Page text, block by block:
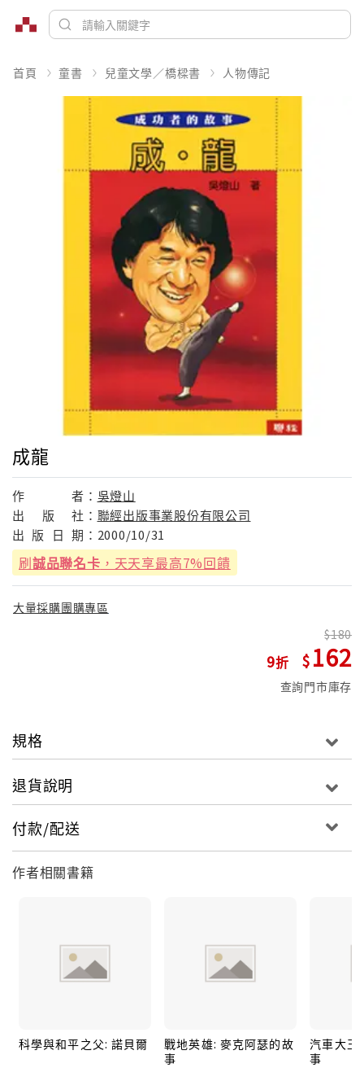
首頁 童書 兒童文學／橋樑書 人物傳記
成龍
作 者： 吳燈山
出
版 社： 聯經出版事業股份有限公司
出 版 日 期： 2000/10/31
刷誠品聯名卡 ，天天享最高7%回饋
大量採購團購專區
9
180
162
查詢門市庫存
規格
退貨說明
付款/配送
作者相關書籍
科學與和平之父: 諾貝爾
戰地英雄: 麥克阿瑟的故
事
汽車大王
事